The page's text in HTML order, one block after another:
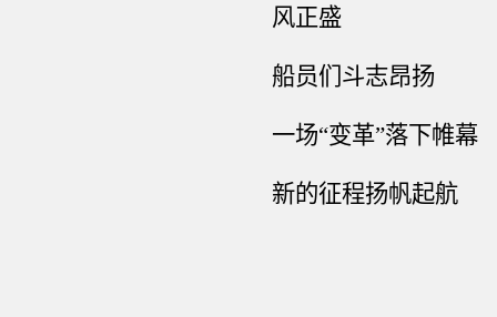
风正盛
船员们斗志昂扬
一场“变革”落下帷幕
新的征程扬帆起航